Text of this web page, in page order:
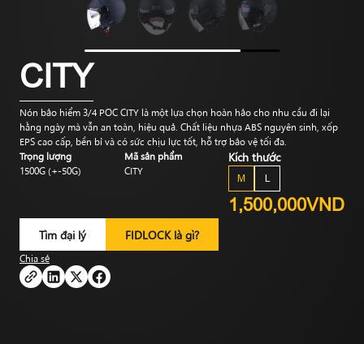
CITY
Nón bảo hiểm 3/4 POC CITY là một lựa chọn hoàn hảo cho nhu cầu đi lại
hằng ngày mà vẫn an toàn, hiệu quả. Chất liệu nhựa ABS nguyên sinh, xốp
EPS cao cấp, bền bỉ và có sức chịu lực tốt, hỗ trợ bảo vệ tối đa.
Trọng lượng
1500G (+-50G)
Mã sản phẩm
CITY
Kích thước
M L
1,500,000VND
Tìm đại lý FIDLOCK là gì?
Chia sẻ